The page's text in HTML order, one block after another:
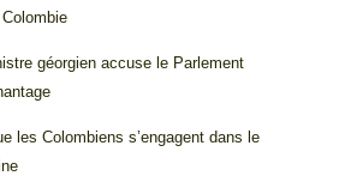
géorgien accuse le Parlement
les Colombiens s’engagent dans le